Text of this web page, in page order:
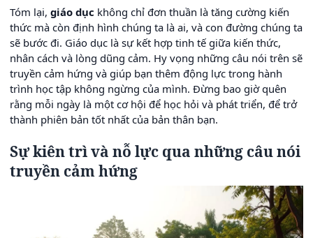
Tóm lại, giáo dục không chỉ đơn thuần là tăng cường kiến
thức mà còn định hình chúng ta là ai, và con đường chúng ta
sẽ bước đi. Giáo dục là sự kết hợp tinh tế giữa kiến thức,
nhân cách và lòng dũng cảm. Hy vọng những câu nói trên sẽ
truyền cảm hứng và giúp bạn thêm động lực trong hành
trình học tập không ngừng của mình. Đừng bao giờ quên
rằng mỗi ngày là một cơ hội để học hỏi và phát triển, để trở
thành phiên bản tốt nhất của bản thân bạn.
Sự kiên trì và nỗ lực qua những câu nói
truyền cảm hứng